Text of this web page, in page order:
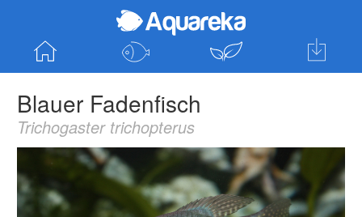
Startseite Fische entdecken Pflanzen
App für Android
Blauer Fadenfisch
Trichogaster trichopterus